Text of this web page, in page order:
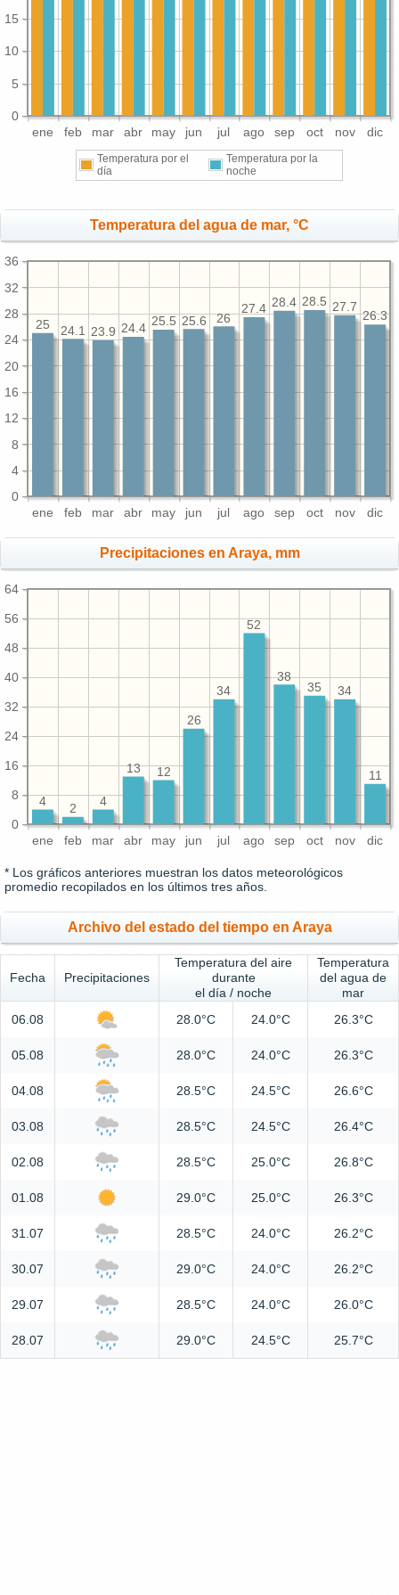
ene feb mar abr may jun jul ago sep oct nov dic
0
5
10
15
Temperatura por el
día
Temperatura por la
noche
Temperatura del agua de mar, °C
ene feb mar abr may jun jul ago sep oct nov dic
0
4
8
12
16
20
24
28
32
36
26.3
27.7
28.5
28.4
27.4
26
25.6
25.5
24.4
23.9
24.1
25
Precipitaciones en Araya, mm
ene feb mar abr may jun jul ago sep oct nov dic
0
8
16
24
32
40
48
56
64
11
34
35
38
52
34
26
12
13
4
2
4
* Los gráficos anteriores muestran los datos meteorológicos
promedio recopilados en los últimos tres años.
Archivo del estado del tiempo en Araya
Fecha Precipitaciones
Temperatura del aire
durante
el día / noche
Temperatura
del agua de
mar
06.08
28.0°C 24.0°C 26.3°C
05.08 28.0°C 24.0°C 26.3°C
04.08 28.5°C 24.5°C 26.6°C
03.08 28.5°C 24.5°C 26.4°C
02.08 28.5°C 25.0°C 26.8°C
01.08 29.0°C 25.0°C 26.3°C
31.07 28.5°C 24.0°C 26.2°C
30.07 29.0°C 24.0°C 26.2°C
29.07 28.5°C 24.0°C 26.0°C
28.07 29.0°C 24.5°C 25.7°C